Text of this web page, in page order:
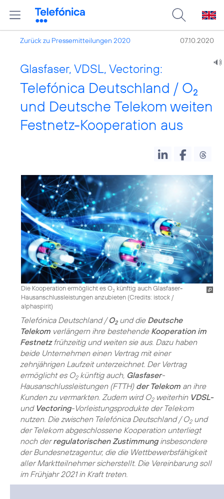
Zurück zu Pressemitteilungen 2020 07.10.2020
Glasfaser, VDSL, Vectoring:
Telefónica Deutschland / O2
und Deutsche Telekom weiten
Festnetz-Kooperation aus
Die Kooperation ermöglicht es O2 künftig auch Glasfaser-
Hausanschlussleistungen anzubieten (Credits: istock /
alphaspirit)
Telefónica Deutschland /O2und die Deutsche
Telekom verlängern ihre bestehende Kooperation im
Festnetzfrühzeitig und weiten sie aus. Dazu haben
beide Unternehmen einen Vertrag mit einer
zehnjährigen Laufzeit unterzeichnet. Der Vertrag
ermöglicht es O2künftig auch, Glasfaser-
Hausanschlussleistungen (FTTH) der Telekom an ihre
Kunden zu vermarkten. Zudem wird O2weiterhin VDSL-
und Vectoring-Vorleistungsprodukte der Telekom
nutzen. Die zwischen Telefónica Deutschland / O2und
der Telekom abgeschlossene Kooperation unterliegt
noch derregulatorischen Zustimmunginsbesondere
der Bundesnetzagentur, die die Wettbewerbsfähigkeit
aller Marktteilnehmer sicherstellt. Die Vereinbarung soll
im Frühjahr 2021 in Kraft treten.